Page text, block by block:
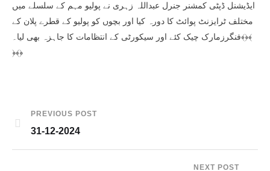
ایڈیشنل ڈپٹی کمشنر جنرل عبداللہ زہری نے پولیو مہم کے سلسلے میں
مختلف ٹرایزنٹ پوائٹ کا دورہ کیا اور بچوں کو پولیو کے قطرے پلان کے
فنگرزمارک چیک کئے اور سیکورٹی کے انتظامات کا جاہزہ بھی لیا۔﴾﴿﴾
﴿﴾﴿
PREVIOUS POST
31-12-2024
NEXT POST